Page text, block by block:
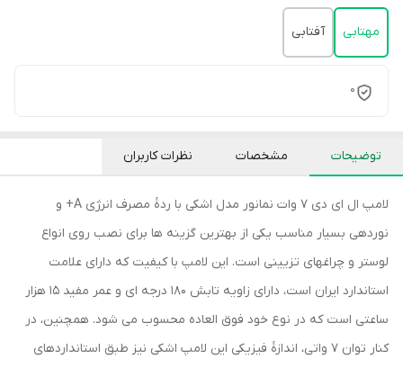
مهتابی آفتابی
0
توضیحات مشخصات نظرات کاربران
لامپ ال ای دی 7 وات نمانور مدل اشکی با ردۀ مصرف انرژی A+ و
نوردهی بسیار مناسب یکی از بهترین گزینه ها برای نصب روی انواع
لوستر و چراغهای تزیینی است. این لامپ با کیفیت که دارای علامت
استاندارد ایران است، دارای زاویه تابش 180 درجه ای و عمر مفید 15 هزار
ساعتی است که در نوع خود فوق العاده محسوب می شود. همچنین، در
کنار توان 7 واتی، اندازۀ فیزیکی این لامپ اشکی نیز طبق استانداردهای